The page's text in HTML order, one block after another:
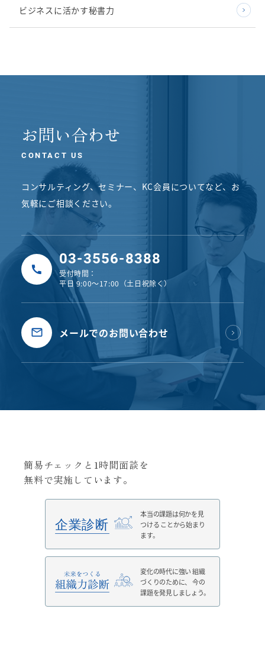
ビジネスに活かす秘書力
お問い合わせ
CONTACT US
コンサルティング、セミナー、KC会員についてなど、 お
気軽にご相談ください。
03-3556-8388
受付時間：
平日 9:00〜17:00（土日祝除く）
メールでのお問い合わせ
簡易チェックと1時間面談を
無料で実施しています。
本当の課題は何かを見
つける ことから始まり
ます。
変化の時代に強い組織
づくりのために、
今の
課題を発見しましょう。